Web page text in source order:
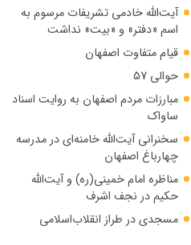
آیت‌الله خادمی تشریفات مرسوم به
اسم «دفتر» و «بیت» نداشت
قیام متفاوت اصفهان
حوالی 57
مبارزات مردم اصفهان به روایت اسناد
ساواک
سخنرانی آیت‌الله خامنه‌ای در مدرسه
چهارباغ اصفهان
مناظره امام خمینی(ره) و آیت‌الله
حکیم در نجف اشرف
مسجدی در طراز انقلاب‌اسلامی